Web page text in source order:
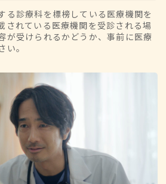
る診療科を標榜している医療機関を
されている医療機関を受診される場
が受けられるかどうか、事前に医療
。